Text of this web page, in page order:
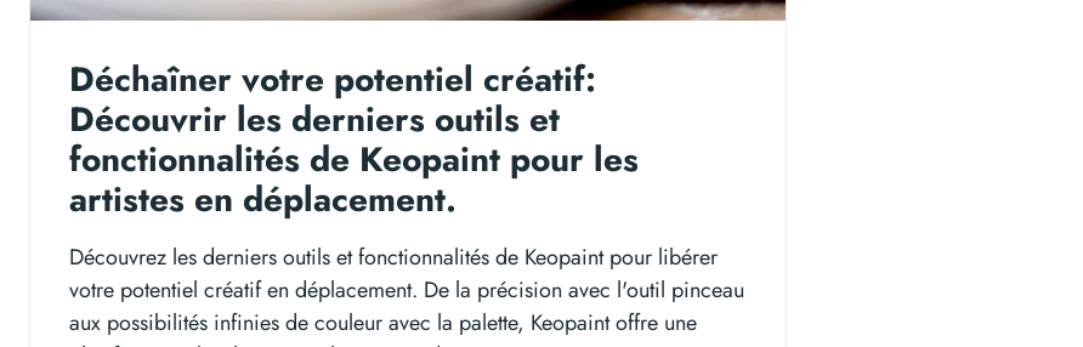
Déchaîner votre potentiel créatif:
Découvrir les derniers outils et
fonctionnalités de Keopaint pour les
artistes en déplacement.
Découvrez les derniers outils et fonctionnalités de Keopaint pour libérer
votre potentiel créatif en déplacement. De la précision avec l'outil pinceau
aux possibilités infinies de couleur avec la palette, Keopaint offre une